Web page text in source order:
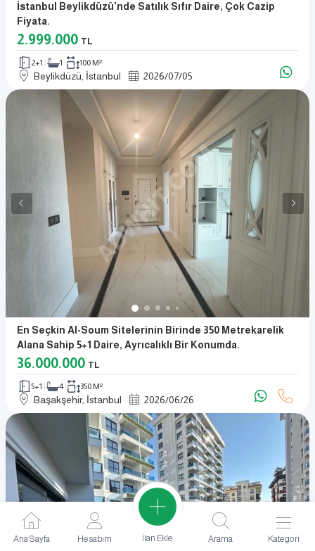
İstanbul Beylikdüzü'nde Satılık Sıfır Daire, Çok Cazip
Fiyata.
2.999.000 TL
2+1 1 100 M²
Beylikdüzü, İstanbul 2026/07/05
En Seçkin Al-Soum Sitelerinin Birinde 350 Metrekarelik
Alana Sahip 5+1 Daire, Ayrıcalıklı Bir Konumda.
36.000.000 TL
5+1 4 350 M²
Başakşehir, İstanbul 2026/06/26
Ana Sayfa Hesabım İlan Ekle Arama Kategori